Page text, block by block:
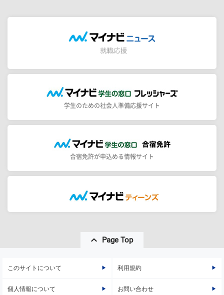
学生のための社会人準備応援サイト
合宿免許が申込める情報サイト
Page Top
このサイトについて 利用規約
個人情報について お問い合わせ